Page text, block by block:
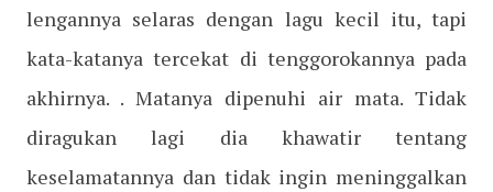
lengannya selaras dengan lagu kecil itu, tapi
kata-katanya tercekat di tenggorokannya pada
akhirnya. . Matanya dipenuhi air mata. Tidak
diragukan lagi dia khawatir tentang
keselamatannya dan tidak ingin meninggalkan